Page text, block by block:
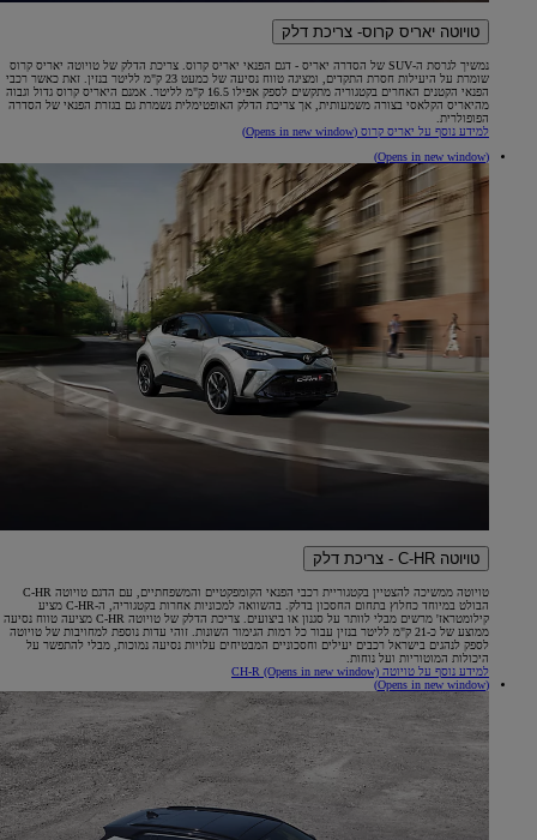
טויוטה יאריס קרוס- צריכת דלק
נמשיך לגרסת ה-SUV של הסדרה יאריס - דגם הפנאי יאריס קרוס. צריכת הדלק של טויוטה יאריס קרוס
שומרת על היעילות חסרת התקדים, ומציגה טווח נסיעה של כמעט 23 ק"מ לליטר בנזין. זאת כאשר רכבי
הפנאי הקטנים האחרים בקטגוריה מתקשים לספק אפילו 16.5 ק"מ לליטר. אמנם היאריס קרוס גדול וגבוה
מהיאריס הקלאסי בצורה משמעותית, אך צריכת הדלק האופטימלית נשמרת גם בגזרת הפנאי של הסדרה
הפופולרית.
למידע נוסף על יאריס קרוס (Opens in new window)
(Opens in new window)
טויוטה C-HR - צריכת דלק
טויוטה ממשיכה להצטיין בקטגוריית רכבי הפנאי הקומפקטיים והמשפחתיים, עם הדגם טויוטה C-HR
הבולט במיוחד כחלוץ בתחום החסכון בדלק. בהשוואה למכוניות אחרות בקטגוריה, ה-C-HR מציע
קילומטראז' מרשים מבלי לוותר על סגנון או ביצועים. צריכת הדלק של טויוטה C-HR מציעה טווח נסיעה
ממוצע של כ-21 ק"מ לליטר בנזין עבור כל רמות הגימור השונות. זוהי עדות נוספת למחויבות של טויוטה
לספק לנהגים בישראל רכבים יעילים וחסכוניים המבטיחים עלויות נסיעה נמוכות, מבלי להתפשר על
היכולות המוטוריות ועל נוחות.
למידע נוסף על טויוטה CH-R (Opens in new window)
(Opens in new window)